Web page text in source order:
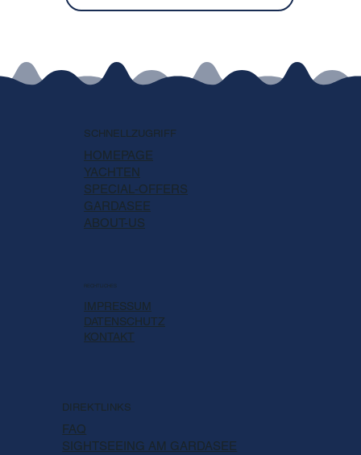
SCHNELLZUGRIFF
HOMEPAGE
YACHTEN
SPECIAL-OFFERS
GARDASEE
ABOUT-US
DIREKTLINKS
FAQ
SIGHTSEEING AM GARDASEE
RECHTLICHES
IMPRESSUM
DATENSCHUTZ
KONTAKT